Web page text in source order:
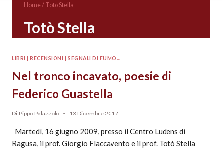
Home/Totò Stella
Totò Stella
LIBRI |RECENSIONI |SEGNALI DI FUMO...
Nel tronco incavato, poesie di
Federico Guastella
Di Pippo Palazzolo 13 Dicembre 2017
Martedì, 16 giugno 2009, presso il Centro Ludens di
Ragusa, il prof. Giorgio Flaccavento e il prof. Totò Stella